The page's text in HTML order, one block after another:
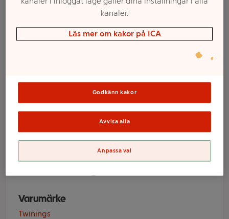
Äpple kanel &
russin te 25-p
Twinings
Varumärke
Twinings
Välj butik och handla
kanaler.
Läs mer om kakor på ICA
Godkänn kakor
Avvisa alla
Anpassa val